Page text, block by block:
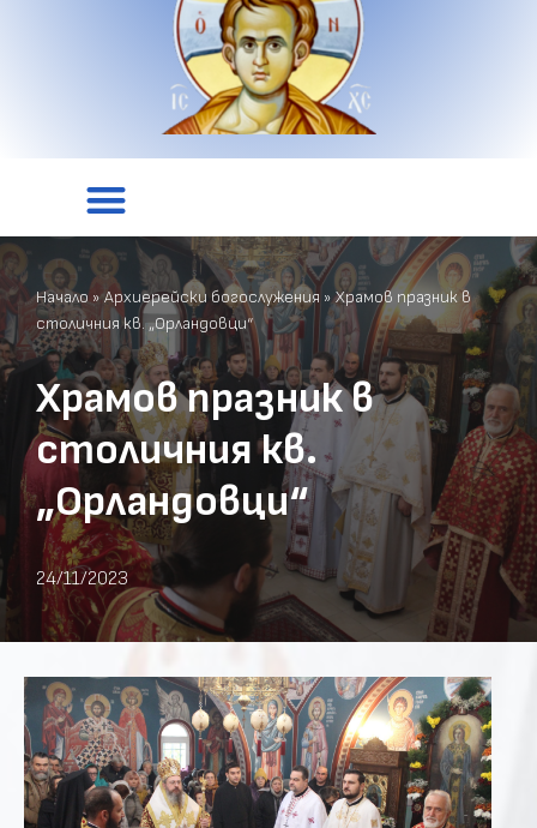
Начало »Архиерейски богослужения »Храмов празник в
столичния кв. „Орландовци“
Храмов празник в
столичния кв.
„Орландовци“
24/11/2023